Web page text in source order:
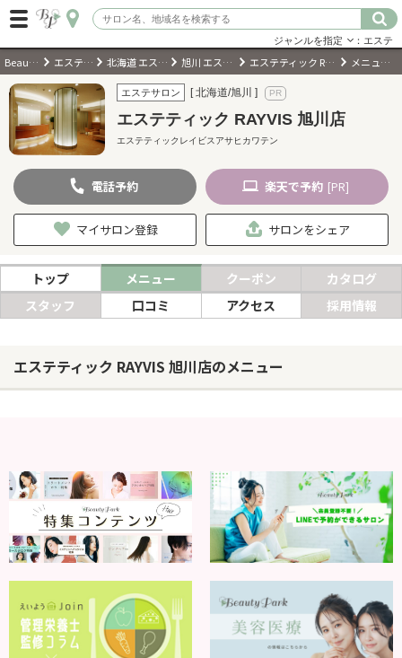
ログイン
会員登録（無料）
キーワード検索
ジャンルを選択
キーワードで検索
近くのサロンを探す
ネイルサロン
まつげサロン
エステサロン
リラクゼーションサロン
美容クリニック
ジャンルを指定 ：エステ
BeautyPark エステサロン 北海道 エステサロン 旭川 エステサロン エステティック RAYVIS 旭川店 メニュー・料金
エステサロン [ 北海道/旭川 ]
エステティック RAYVIS 旭川店
エステティックレイビスアサヒカワテン
電話予約 楽天で予約 [PR]
マイサロン登録 サロンをシェア
トップ メニュー クーポン
カタログ
スタッフ
口コミ アクセス 採用情報
エステティック RAYVIS 旭川店のメニュー